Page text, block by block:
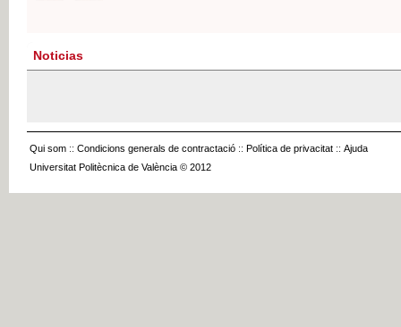
Noticias
Qui som :: Condicions generals de contractació :: Política de privacitat :: Ajuda
Universitat Politècnica de València © 2012